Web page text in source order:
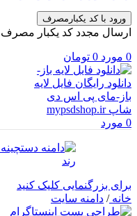
ورود با کد یکبارمصرف
ارسال مجدد کد یکبار مصرف
0 مورد 0 تومان
0 مورد
برای بزرگنمایی کلیک کنید
خانه/ دامنه سایت